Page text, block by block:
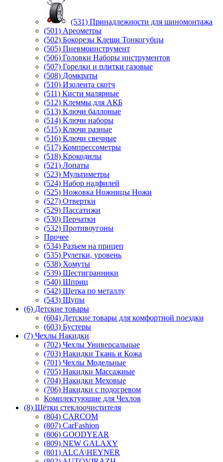
(531) Принадлежности для шиномонтажа
(501) Ареометры
(502) Бокорезы Клещи Тонкогубцы
(505) Пневмоинструмент
(506) Головки Наборы инструментов
(507) Горелки и плитки газовые
(508) Домкраты
(510) Изолента скотч
(511) Кисти малярные
(512) Клеммы для АКБ
(513) Ключи баллоные
(514) Ключи наборы
(515) Ключи разные
(516) Ключи свечные
(517) Компрессометры
(518) Крокодилы
(521) Лопаты
(523) Мультиметры
(524) Набор надфилей
(525) Ножовка Ножницы Ножи
(527) Отвертки
(529) Пассатижи
(530) Перчатки
(532) Противоугоны
Прочее
(534) Разъем на прицеп
(535) Рулетки, уровень
(538) Хомуты
(539) Шестигранники
(540) Шприц
(542) Щетка по металлу
(543) Щупы
(6) Детские товары
(604) Детские товары для комфортной поездки
(603) Бустеры
(7) Чехлы Накидки
(702) Чехлы Универсальные
(703) Накидки Ткань и Кожа
(701) Чехлы Модельные
(705) Накидки Массажные
(704) Накидки Меховые
(706) Накидки с подогревом
Комплектующие для Чехлов
(8) Щётки стеклоочистителя
(804) CARCOM
(807) CarFashion
(806) GOODYEAR
(809) NEW GALAXY
(801) ALCA\HEYNER